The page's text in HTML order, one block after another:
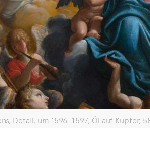
Detail, um 1596–1597, Öl auf